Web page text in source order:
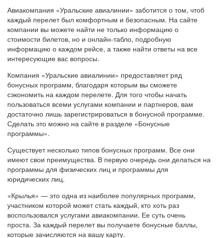
Авиакомпания «Уральские авиалинии» заботится о том, чтоб
каждый перелет был комфортным и безопасным. На сайте
компании вы можете найти не только информацию о
стоимости билетов, но и онлайн-табло, подробную
информацию о каждом рейсе, а также найти ответы на все
интересующие вас вопросы.
Компания «Уральские авиалинии» предоставляет ряд
бонусных программ, благодаря которым вы сможете
сэкономить на каждом перелете. Для того чтобы начать
пользоваться всеми услугами компании и партнеров, вам
достаточно лишь зарегистрироваться в бонусной программе.
Сделать это можно на сайте в разделе «Бонусные
программы».
Существует несколько типов бонусных программ. Все они
имеют свои преимущества. В первую очередь они делаться на
программы для физических лиц и программы для
юридических лиц.
«Крылья» — это одна из наиболее популярных программ,
участником которой может стать каждый, кто хоть раз
воспользовался услугами авиакомпании. Ее суть очень
проста. За каждый перелет вы получаете бонусные баллы,
которые зачисляются на вашу карту.